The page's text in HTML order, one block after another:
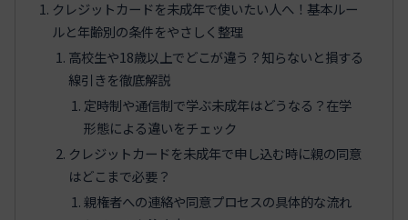
クレジットカードを未成年で使いたい人へ！基本ルー
ルと年齢別の条件をやさしく整理
高校生や18歳以上でどこが違う？知らないと損する
線引きを徹底解説
定時制や通信制で学ぶ未成年はどうなる？在学
形態による違いをチェック
クレジットカードを未成年で申し込む時に親の同意
はどこまで必要？
親権者への連絡や同意プロセスの具体的な流れ